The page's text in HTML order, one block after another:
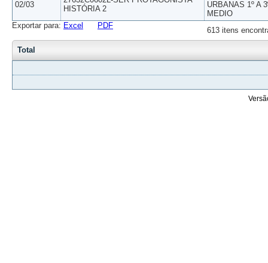
02/03
HISTÓRIA 2
URBANAS 1º A
MEDIO
613 itens
Exportar para: Excel PDF
Total